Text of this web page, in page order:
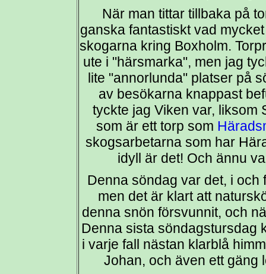
När man tittar tillbaka på
ganska fantastiskt vad
skogarna kring Boxholm.
ute i "härsmarka", men jag
lite "annorlunda" platser på
av besökarna knappast
tyckte jag Viken var, liksom
som är ett torp som
skogsarbetarna som har
idyll är det! Och ännu
Denna söndag var det, i
men det är klart att
denna snön försvunnit, och
Denna sista söndagstursdag
i varje fall nästan klarblå
Johan, och även ett gäng